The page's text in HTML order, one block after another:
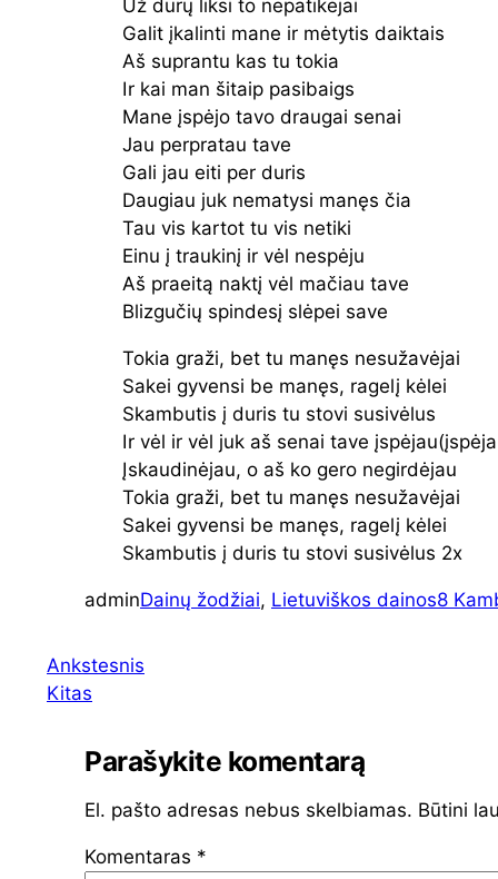
Už durų liksi to nepatikėjai
Galit įkalinti mane ir mėtytis daiktais
Aš suprantu kas tu tokia
Ir kai man šitaip pasibaigs
Mane įspėjo tavo draugai senai
Jau perpratau tave
Gali jau eiti per duris
Daugiau juk nematysi manęs čia
Tau vis kartot tu vis netiki
Einu į traukinį ir vėl nespėju
Aš praeitą naktį vėl mačiau tave
Blizgučių spindesį slėpei save
Tokia graži, bet tu manęs nesužavėjai
Sakei gyvensi be manęs, ragelį kėlei
Skambutis į duris tu stovi susivėlus
Ir vėl ir vėl juk aš senai tave
Įskaudinėjau, o aš ko gero negirdėjau
Tokia graži, bet tu manęs nesužavėjai
Sakei gyvensi be manęs, ragelį kėlei
Skambutis į duris tu stovi susivėlus 2x
adminDainų žodžiai, Lietuviškos dainos8
Ankstesnis
Kitas
Parašykite komentarą
El. pašto adresas nebus skelbiamas. Būtini
Komentaras *